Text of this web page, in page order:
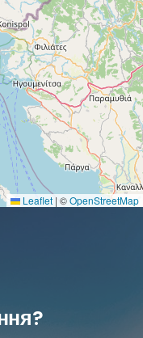
Leaflet | ©OpenStreetMap